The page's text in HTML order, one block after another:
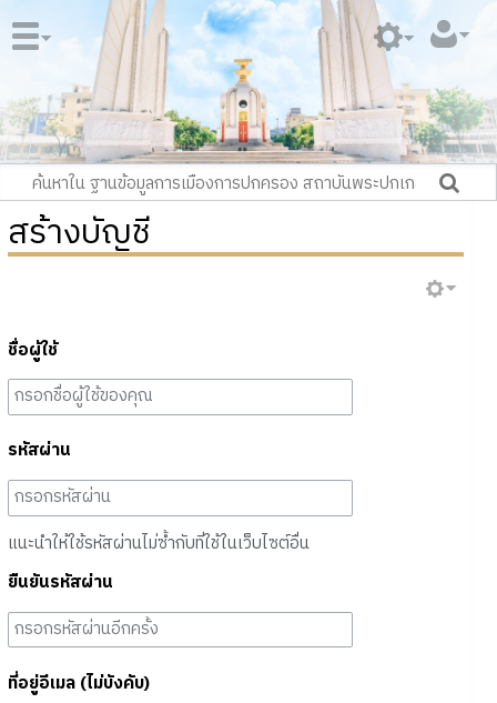
สร้างบัญชี
ชื่อผู้ใช้
รหัสผ่าน
แนะนำให้ใช้รหัสผ่านไม่ซ้ำกับที่ใช้ในเว็บไซต์อื่น
ยืนยันรหัสผ่าน
ที่อยู่อีเมล (ไม่บังคับ)